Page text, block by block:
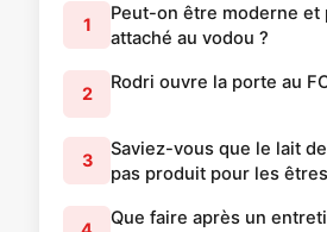
1
Peut-on être moderne et
attaché au vodou ?
2
Rodri ouvre la porte au
3
Saviez-vous que le lait
pas produit pour les
Que faire après un